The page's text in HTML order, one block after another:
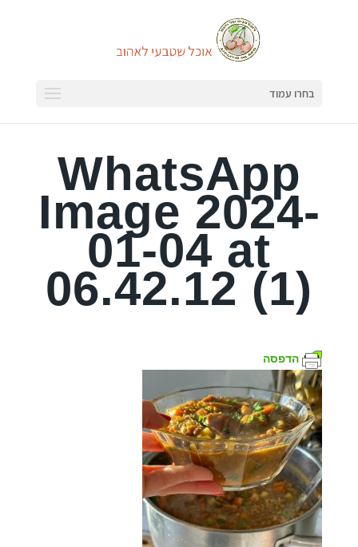
בחרו עמוד
WhatsApp
Image 2024-
01-04 at
06.42.12 (1)
הדפסה